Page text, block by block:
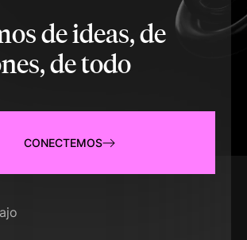
de ideas, de
de todo
CONECTEMOS